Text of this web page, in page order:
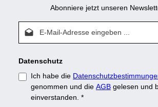
Abonniere jetzt unseren
E-Mail-Adresse*
Datenschutz
Ich habe die
genommen und die AGB gelesen und
einverstanden. *